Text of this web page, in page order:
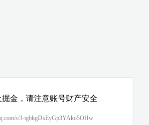
掘金，请注意账号财产安全
s/3-tgbkgDkEyGp3YAko5OHw